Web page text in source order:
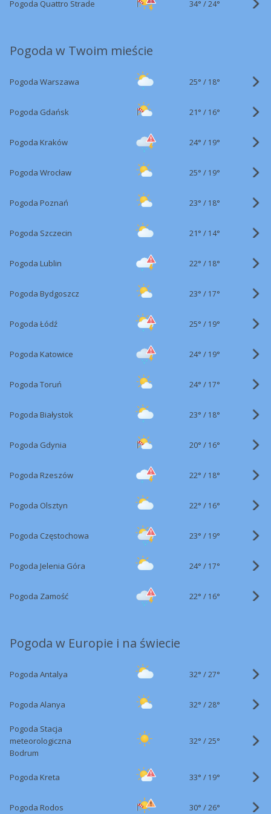
Pogoda Quattro Strade 34° /24°
Pogoda w Twoim mieście
Pogoda Warszawa 25° / 18°
Pogoda Gdańsk 21° / 16°
Pogoda Kraków 24° / 19°
Pogoda Wrocław 25° / 19°
Pogoda Poznań 23° / 18°
Pogoda Szczecin 21° / 14°
Pogoda Lublin 22° / 18°
Pogoda Bydgoszcz 23° / 17°
Pogoda Łódź 25° / 19°
Pogoda Katowice 24° / 19°
Pogoda Toruń 24° / 17°
Pogoda Białystok 23° / 18°
Pogoda Gdynia 20° / 16°
Pogoda Rzeszów 22° / 18°
Pogoda Olsztyn 22° / 16°
Pogoda Częstochowa 23° / 19°
Pogoda Jelenia Góra 24° / 17°
Pogoda Zamość 22° / 16°
Pogoda w Europie i na świecie
Pogoda Antalya 32° /27°
Pogoda Alanya 32° /28°
Pogoda Stacja
meteorologiczna
Bodrum
32° /25°
Pogoda Kreta 33° / 19°
Pogoda Rodos 30° /26°